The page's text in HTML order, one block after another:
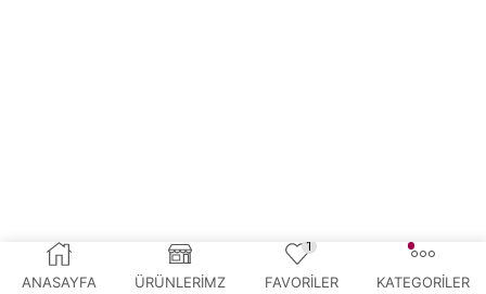
ANASAYFA ÜRÜNLERİMZ
1
FAVORİLER KATEGORİLER